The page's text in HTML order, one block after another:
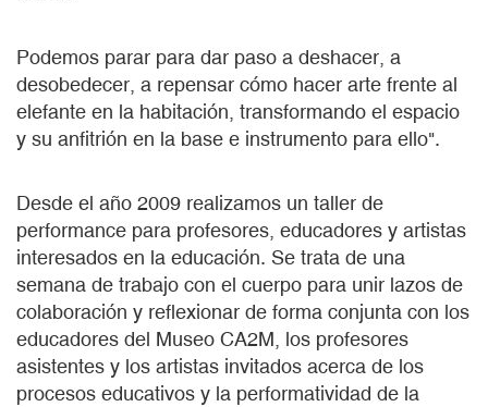
Podemos parar para dar paso a deshacer, a
desobedecer, a repensar cómo hacer arte frente al
elefante en la habitación, transformando el espacio
y su anfitrión en la base e instrumento para ello".
Desde el año 2009 realizamos un taller de
performance para profesores, educadores y artistas
interesados en la educación. Se trata de una
semana de trabajo con el cuerpo para unir lazos de
colaboración y reflexionar de forma conjunta con los
educadores del Museo CA2M, los profesores
asistentes y los artistas invitados acerca de los
procesos educativos y la performatividad de la